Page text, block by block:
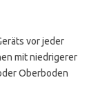
vor jeder
mit niedrigerer
Oberboden